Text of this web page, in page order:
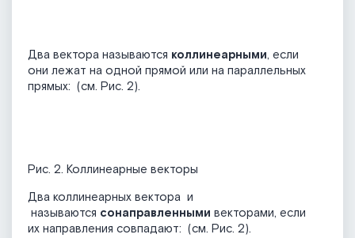
Два вектора называются коллинеарными, если
они лежат на одной прямой или на параллельных
прямых: (см. Рис. 2).
Рис. 2. Коллинеарные векторы
Два коллинеарных вектора и
называются сонаправленными векторами, если
их направления совпадают: (см. Рис. 2).